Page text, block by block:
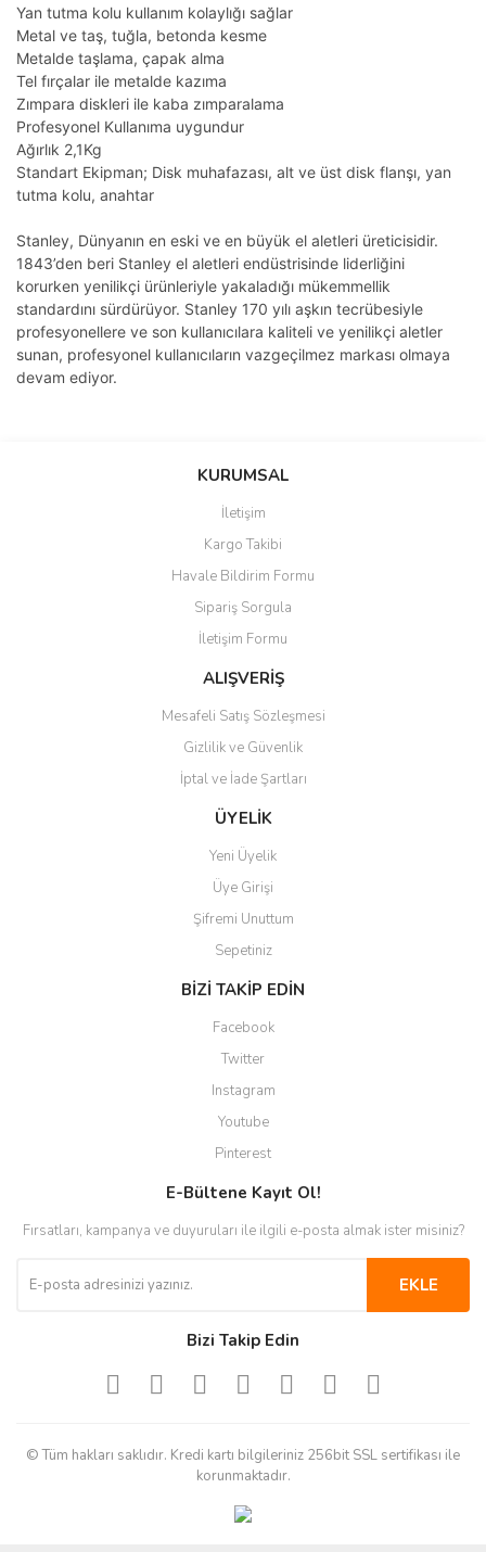
Yan tutma kolu kullanım kolaylığı sağlar
Metal ve taş, tuğla, betonda kesme
Metalde taşlama, çapak alma
Tel fırçalar ile metalde kazıma
Zımpara diskleri ile kaba zımparalama
Profesyonel Kullanıma uygundur
Ağırlık 2,1Kg
Standart Ekipman; Disk muhafazası, alt ve üst disk flanşı, yan
tutma kolu, anahtar
Stanley, Dünyanın en eski ve en büyük el aletleri üreticisidir.
1843’den beri Stanley el aletleri endüstrisinde liderliğini
korurken yenilikçi ürünleriyle yakaladığı mükemmellik
standardını sürdürüyor. Stanley 170 yılı aşkın tecrübesiyle
profesyonellere ve son kullanıcılara kaliteli ve yenilikçi aletler
sunan, profesyonel kullanıcıların vazgeçilmez markası olmaya
devam ediyor.
Bu ürüne ilk yorumu siz yapın!
Ürün hakkında henüz soru sorulmamış.
Ürün resmi kalitesiz, bozuk veya görüntülenemiyor.
Ürün açıklamasında eksik bilgiler bulunuyor.
Ürün bilgilerinde hatalar bulunuyor.
Ürün fiyatı diğer sitelerden daha pahalı.
Bu ürüne benzer farklı alternatifler olmalı.
Gönder
KURUMSAL
İletişim
Kargo Takibi
Havale Bildirim Formu
Sipariş Sorgula
İletişim Formu
ALIŞVERİŞ
Mesafeli Satış Sözleşmesi
Gizlilik ve Güvenlik
İptal ve İade Şartları
ÜYELİK
Yeni Üyelik
Üye Girişi
Şifremi Unuttum
Sepetiniz
BİZİ TAKİP EDİN
Facebook
Twitter
Instagram
Youtube
Pinterest
E-Bültene Kayıt Ol!
Fırsatları, kampanya ve duyuruları ile ilgili e-posta almak ister misiniz?
EKLE
Bizi Takip Edin
© Tüm hakları saklıdır. Kredi kartı bilgileriniz 256bit SSL sertifikası ile
korunmaktadır.